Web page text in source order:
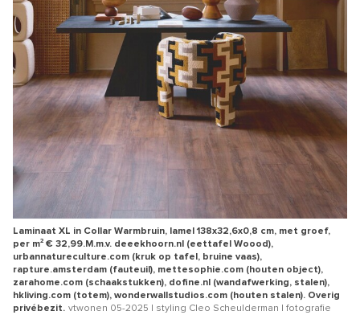
Laminaat XL in Collar Warmbruin, lamel 138x32,6x0,8 cm, met groef,
per m² € 32,99.M.m.v. deeekhoorn.nl (eettafel Woood),
urbannatureculture.com (kruk op tafel, bruine vaas),
rapture.amsterdam (fauteuil), mettesophie.com (houten object),
zarahome.com (schaakstukken), dofine.nl (wandafwerking, stalen),
hkliving.com (totem), wonderwallstudios.com (houten stalen). Overig
privébezit. vtwonen 05-2025 | styling Cleo Scheulderman | fotografie